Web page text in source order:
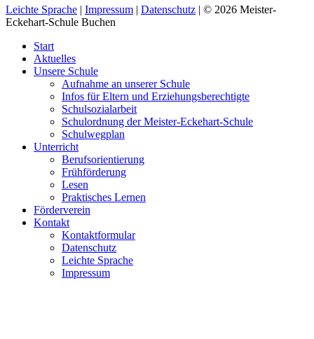
Leichte Sprache | Impressum | Datenschutz | © 2026 Meister-
Eckehart-Schule Buchen
Start
Aktuelles
Unsere Schule
Aufnahme an unserer Schule
Infos für Eltern und Erziehungsberechtigte
Schulsozialarbeit
Schulordnung der Meister-Eckehart-Schule
Schulwegplan
Unterricht
Berufsorientierung
Frühförderung
Lesen
Praktisches Lernen
Förderverein
Kontakt
Kontaktformular
Datenschutz
Leichte Sprache
Impressum